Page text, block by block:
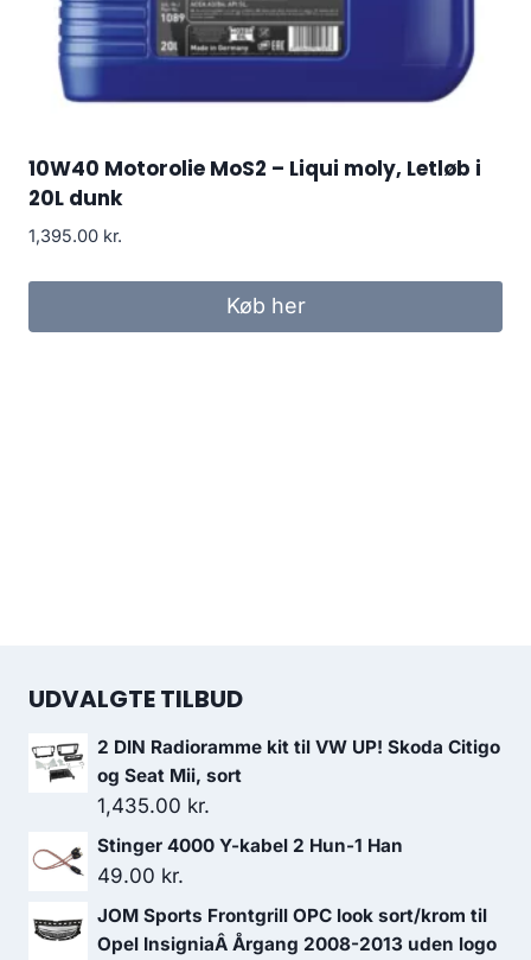
10W40 Motorolie MoS2 – Liqui moly, Letløb i
20L dunk
1,395.00 kr.
Køb her
UDVALGTE TILBUD
2 DIN Radioramme kit til VW UP! Skoda Citigo
og Seat Mii, sort
1,435.00 kr.
Stinger 4000 Y-kabel 2 Hun-1 Han
49.00 kr.
JOM Sports Frontgrill OPC look sort/krom til
Opel InsigniaÂ Årgang 2008-2013 uden logo